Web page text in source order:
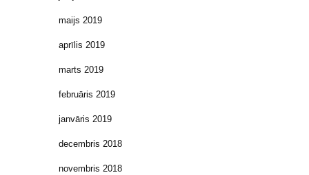
maijs 2019
aprīlis 2019
marts 2019
februāris 2019
janvāris 2019
decembris 2018
novembris 2018